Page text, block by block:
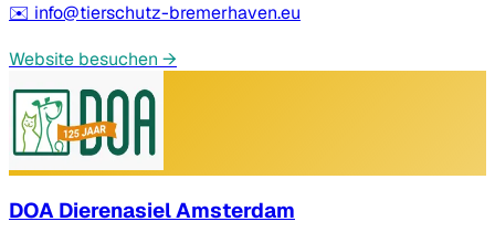
✉️ info@tierschutz-bremerhaven.eu
Website besuchen →
DOA Dierenasiel Amsterdam